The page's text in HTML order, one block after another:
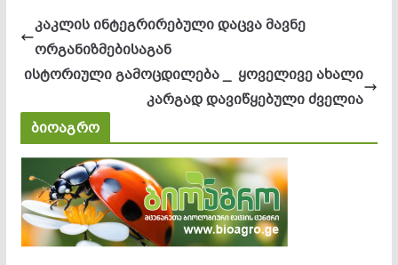
კაკლის ინტეგრირებული დაცვა მავნე
ორგანიზმებისაგან
ისტორიული გამოცდილება _ ყოველივე ახალი
კარგად დავიწყებული ძველია
ბიოაგრო